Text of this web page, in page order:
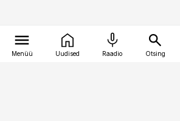
Menüü Uudised Raadio Otsing